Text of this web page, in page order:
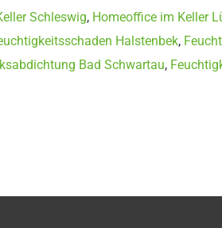
Schleswig, Homeoffice im Keller
Halstenbek,
Bad Schwartau,